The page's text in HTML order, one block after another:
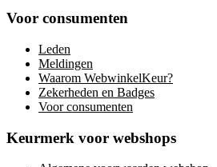
Voor consumenten
Leden
Meldingen
Waarom WebwinkelKeur?
Zekerheden en Badges
Voor consumenten
Keurmerk voor webshops